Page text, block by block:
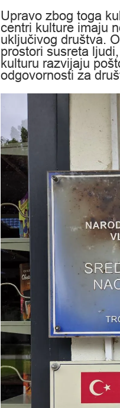
Upravo zbog toga
centri kulture imaju
uključivog društva.
prostori susreta
kulturu razvijaju
odgovornosti za